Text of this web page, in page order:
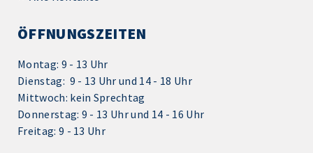
ÖFFNUNGSZEITEN
Montag: 9 - 13 Uhr
Dienstag: 9 - 13 Uhr und 14 - 18 Uhr
Mittwoch: kein Sprechtag
Donnerstag: 9 - 13 Uhr und 14 - 16 Uhr
Freitag: 9 - 13 Uhr